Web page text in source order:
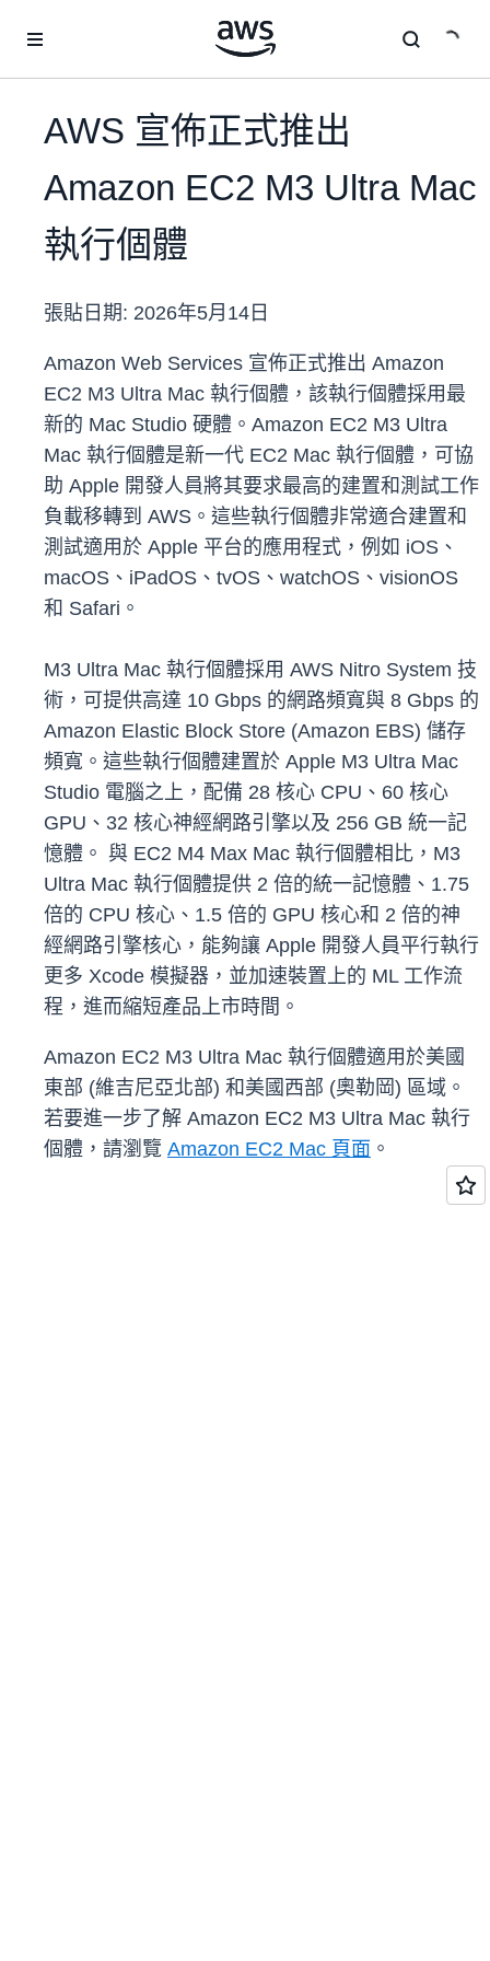
AWS 宣佈正式推出
Amazon EC2 M3 Ultra Mac
執行個體
張貼日期: 2026年5月14日
Amazon Web Services 宣佈正式推出 Amazon
EC2 M3 Ultra Mac 執行個體，該執行個體採用最
新的 Mac Studio 硬體。Amazon EC2 M3 Ultra
Mac 執行個體是新一代 EC2 Mac 執行個體，可協
助 Apple 開發人員將其要求最高的建置和測試工作
負載移轉到 AWS。這些執行個體非常適合建置和
測試適用於 Apple 平台的應用程式，例如 iOS、
macOS、iPadOS、tvOS、watchOS、visionOS
和 Safari。
M3 Ultra Mac 執行個體採用 AWS Nitro System 技
術，可提供高達 10 Gbps 的網路頻寬與 8 Gbps 的
Amazon Elastic Block Store (Amazon EBS) 儲存
頻寬。這些執行個體建置於 Apple M3 Ultra Mac
Studio 電腦之上，配備 28 核心 CPU、60 核心
GPU、32 核心神經網路引擎以及 256 GB 統一記
憶體。 與 EC2 M4 Max Mac 執行個體相比，M3
Ultra Mac 執行個體提供 2 倍的統一記憶體、1.75
倍的 CPU 核心、1.5 倍的 GPU 核心和 2 倍的神
經網路引擎核心，能夠讓 Apple 開發人員平行執行
更多 Xcode 模擬器，並加速裝置上的 ML 工作流
程，進而縮短產品上市時間。
Amazon EC2 M3 Ultra Mac 執行個體適用於美國
東部 (維吉尼亞北部) 和美國西部 (奧勒岡) 區域。
若要進一步了解 Amazon EC2 M3 Ultra Mac 執行
個體，請瀏覽 Amazon EC2 Mac 頁面 。